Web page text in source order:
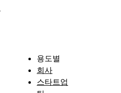
용도별
회사
스타트업